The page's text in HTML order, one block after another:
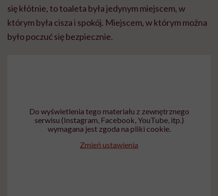
się kłótnie, to toaleta była jedynym miejscem, w
którym była cisza i spokój. Miejscem, w którym można
było poczuć się bezpiecznie.
Do wyświetlenia tego materiału z zewnętrznego
serwisu (Instagram, Facebook, YouTube, itp.)
wymagana jest zgoda na pliki cookie.
Zmień ustawienia